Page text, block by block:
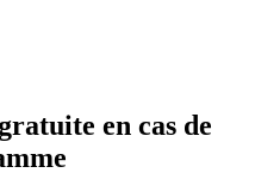
en cas de